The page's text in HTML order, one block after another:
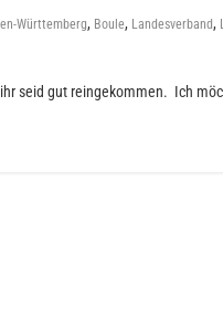
Württemberg, Boule, Landesverband,
seid gut reingekommen. Ich